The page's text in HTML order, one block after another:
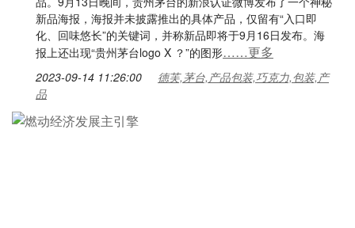
新品海报，海报并未披露推出的具体产品，仅留有“入口即
化、回味悠长”的关键词，并称新品即将于9月16日发布。海
报上还出现“贵州茅台logo X ？”的图形……更多
2023-09-14 11:26:00
德芙,茅台,产品包装,巧克力,包装,产
品